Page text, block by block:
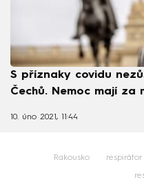
S příznaky covidu
Čechů. Nemoc mají za
10. úno 2021, 11:44
Rakousko respirátor